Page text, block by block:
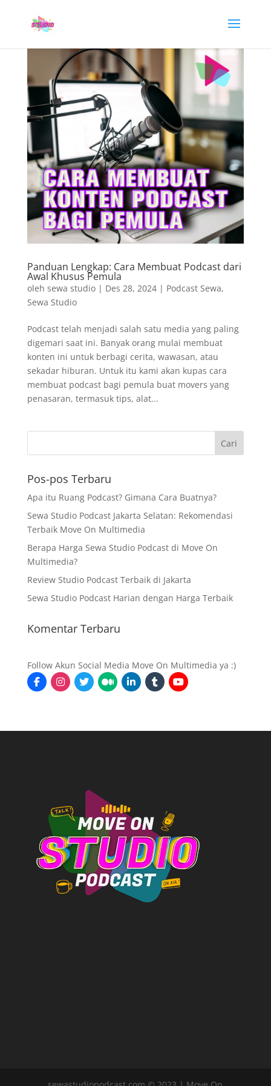
Panduan Lengkap: Cara Membuat Podcast dari
Awal Khusus Pemula
oleh sewa studio| Des 28, 2024| Podcast Sewa,
Sewa Studio
Podcast telah menjadi salah satu media yang paling
digemari saat ini. Banyak orang mulai membuat
konten ini untuk berbagi cerita, wawasan, atau
sekadar hiburan. Untuk itu kami akan kupas cara
membuat podcast bagi pemula buat movers yang
penasaran, termasuk tips, alat...
Pos-pos Terbaru
Apa itu Ruang Podcast? Gimana Cara Buatnya?
Sewa Studio Podcast Jakarta Selatan: Rekomendasi
Terbaik Move On Multimedia
Berapa Harga Sewa Studio Podcast di Move On
Multimedia?
Review Studio Podcast Terbaik di Jakarta
Sewa Studio Podcast Harian dengan Harga Terbaik
Komentar Terbaru
Follow Akun Social Media Move On Multimedia ya :)